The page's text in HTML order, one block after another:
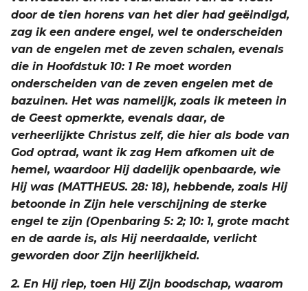
door de tien horens van het dier had geëindigd,
zag ik een andere engel, wel te onderscheiden
van de engelen met de zeven schalen, evenals
die in Hoofdstuk 10: 1 Re moet worden
onderscheiden van de zeven engelen met de
bazuinen. Het was namelijk, zoals ik meteen in
de Geest opmerkte, evenals daar, de
verheerlijkte Christus zelf, die hier als bode van
God optrad, want ik zag Hem afkomen uit de
hemel, waardoor Hij dadelijk openbaarde, wie
Hij was (MATTHEUS. 28: 18), hebbende, zoals Hij
betoonde in Zijn hele verschijning de sterke
engel te zijn (Openbaring 5: 2; 10: 1, grote macht
en de aarde is, als Hij neerdaalde, verlicht
geworden door Zijn heerlijkheid.
2. En Hij riep, toen Hij Zijn boodschap, waarom